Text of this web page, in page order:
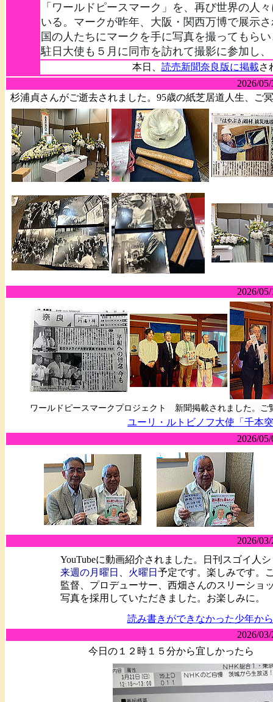
「ワールドピースマーク」を、再び世界の人
いる。マークが昨年、大阪・関西万博で展示
国の人たちにマークを手に写真を撮ってもら
駐日大使も５月に同市を訪れて撮影に参加し
本日、 読売新聞奈良版に掲載さ
2026/05/
杉浦貞さんがご逝去されました。95歳の紙芝居道人生、ご
2026/05/
ワールドピースマークプロジェクト 新聞掲載されました。ご
ユーリ・ルトビノフ大使「千本
2026/05/
2026/03/
YouTubeに動画紹介されました。日刊スゴイ人
来週の月曜日
火曜日 予定です。楽しみです。
監督、プロデューサー、西畑さんのスリーシ
写真を採用していただきました。お楽しみに。
読み書きができなかった少年か
2026/03/
今日の１２時１５分から宜しかったら